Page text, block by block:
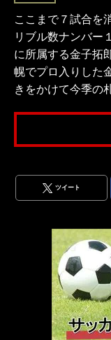
ここまで７試合を
リブル数ナンバー
に所属する金子拓
幌でプロ入りした
きをかけて今季の
ツイート